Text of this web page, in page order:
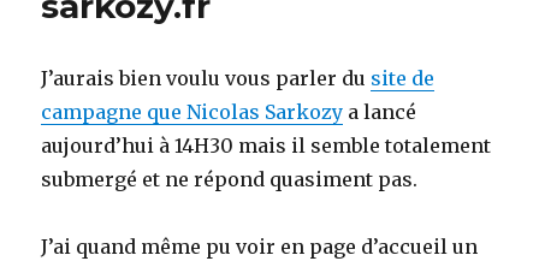
J’aurais bien voulu vous parler du site de
campagne que Nicolas Sarkozy a lancé
aujourd’hui à 14H30 mais il semble totalement
submergé et ne répond quasiment pas.
J’ai quand même pu voir en page d’accueil un